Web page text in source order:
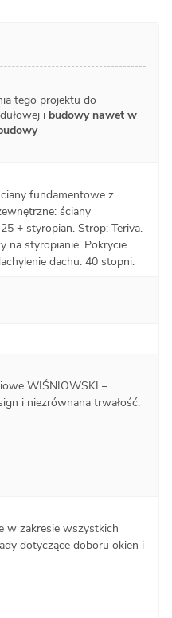
tego projektu do
i budowy nawet w
fundamentowe z
ściany
+ styropian. Strop: Teriva.
na styropianie. Pokrycie
dachu: 40 stopni.
WIŚNIOWSKI –
i niezrównana trwałość.
w zakresie wszystkich
dotyczące doboru okien i